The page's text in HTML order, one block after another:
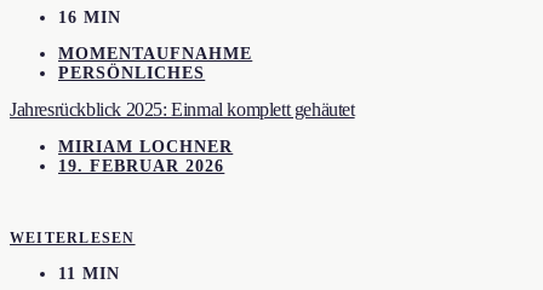
16 MIN
MOMENTAUFNAHME
PERSÖNLICHES
Jahresrückblick 2025: Einmal komplett gehäutet
MIRIAM LOCHNER
19. FEBRUAR 2026
WEITERLESEN
11 MIN